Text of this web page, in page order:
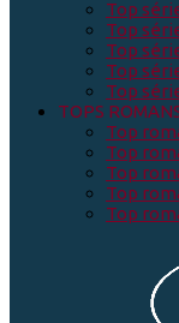
Top
Top
Top
Top
Top
TOPS
Top
Top
Top
Top
Top